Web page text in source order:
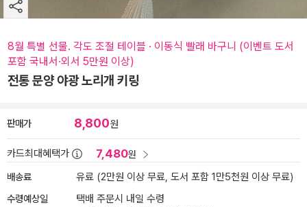
8월 특별 선물. 각도 조절 테이블 · 이동식 빨래 바구니 (이벤트 도서
포함 국내서·외서 5만원 이상)
전통 문양 야광 노리개 키링
판매가 8,800원
카드최대혜택가 7,480원
배송료 유료 (2만원 이상 무료, 도서 포함 1만5천원 이상 무료)
수령예상일
택배 주문시 내일 수령